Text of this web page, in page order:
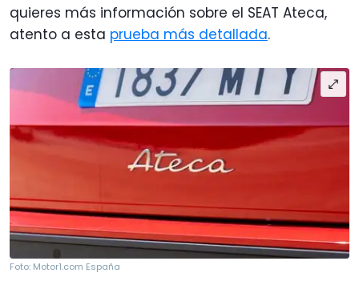
quieres más información sobre el SEAT Ateca,
atento a esta prueba más detallada.
Foto: Motor1.com España